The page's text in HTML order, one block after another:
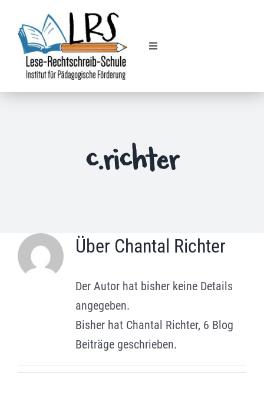
Inhalt
springen
Toggle
Legasthenie
Finanzielle Förderung
Lehrer gesucht
c.richter
Über Chantal Richter
Der Autor hat bisher keine Details
angegeben.
Bisher hat Chantal Richter, 6 Blog
Beiträge geschrieben.